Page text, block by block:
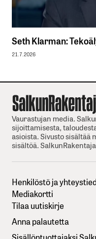
Seth Klarman:
21.7.2026
Vaurastujan media.
sijoittamisesta,
asioista. Sivusto sisältää
sisältöä.
Henkilöstö ja
Mediakortti
Tilaa uutiskirje
Anna palautetta